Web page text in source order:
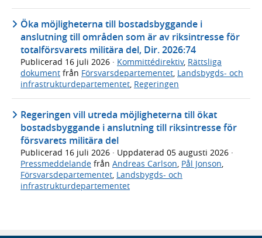
Öka möjligheterna till bostadsbyggande i
anslutning till områden som är av riksintresse för
totalförsvarets militära del, Dir. 2026:74
Publicerad 16 juli 2026 · Kommittédirektiv, Rättsliga
dokument från Försvarsdepartementet, Landsbygds- och
infrastrukturdepartementet, Regeringen
Regeringen vill utreda möjligheterna till ökat
bostadsbyggande i anslutning till riksintresse för
försvarets militära del
Publicerad 16 juli 2026 · Uppdaterad 05 augusti 2026 ·
Pressmeddelande från Andreas Carlson Pål Jonson
Försvarsdepartementet Landsbygds- och
infrastrukturdepartementet